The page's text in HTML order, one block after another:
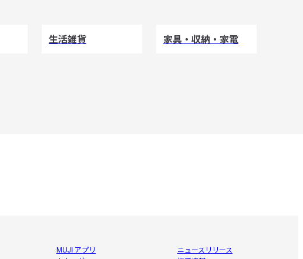
生活雑貨 家具・収納・家電
MUJI アプリ
ニュースリリース